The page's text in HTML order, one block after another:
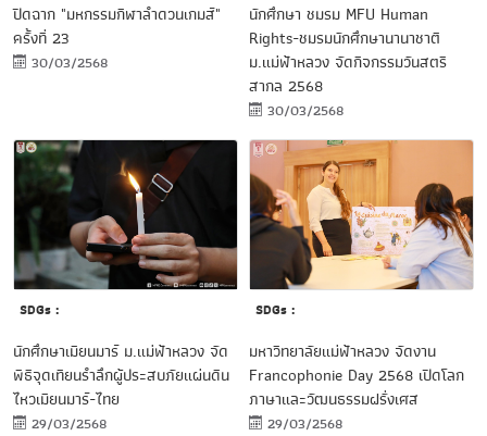
ปิดฉาก "มหกรรมกีฬาลำดวนเกมส์"
ครั้งที่ 23
30/03/2568
นักศึกษา ชมรม MFU Human
Rights-ชมรมนักศึกษานานาชาติ
ม.แม่ฟ้าหลวง จัดกิจกรรมวันสตรี
สากล 2568
30/03/2568
SDGs :
นักศึกษาเมียนมาร์ ม.แม่ฟ้าหลวง จัด
พิธีจุดเทียนรำลึกผู้ประสบภัยแผ่นดิน
ไหวเมียนมาร์-ไทย
29/03/2568
SDGs :
มหาวิทยาลัยแม่ฟ้าหลวง จัดงาน
Francophonie Day 2568 เปิดโลก
ภาษาและวัฒนธรรมฝรั่งเศส
29/03/2568